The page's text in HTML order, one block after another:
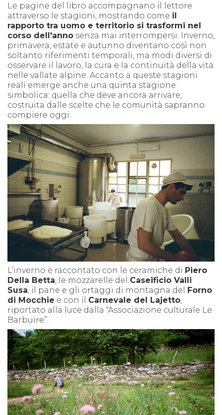
Le pagine del libro accompagnano il lettore
attraverso le stagioni, mostrando come il
rapporto tra uomo e territorio si trasformi nel
corso dell'anno senza mai interrompersi. Inverno,
primavera, estate e autunno diventano così non
soltanto riferimenti temporali, ma modi diversi di
osservare il lavoro, la cura e la continuità della vita
nelle vallate alpine. Accanto a queste stagioni
reali emerge anche una quinta stagione
simbolica: quella che deve ancora arrivare,
costruita dalle scelte che le comunità sapranno
compiere oggi.
L’inverno è raccontato con le ceramiche di Piero
Della Betta, le mozzarelle del Caseificio Valli
Susa, il pane e gli ortaggi di montagna del Forno
di Mocchie e con il Carnevale del Lajetto,
riportato alla luce dalla “Associazione culturale Le
Barbuire”.